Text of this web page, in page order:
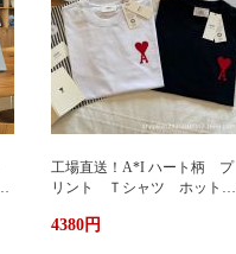
工場直送！A*I ハート柄 プ
リント Ｔシャツ ホットプ
ニセックス おしゃれ スト
4380円